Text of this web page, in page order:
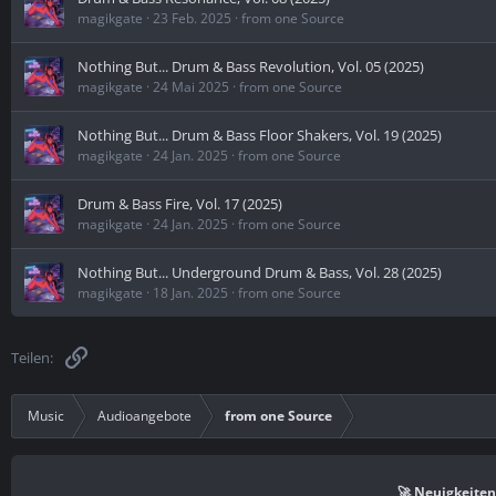
magikgate 23 Feb. 2025 from one Source
Nothing But... Drum & Bass Revolution, Vol. 05 (2025)
magikgate 24 Mai 2025 from one Source
Nothing But... Drum & Bass Floor Shakers, Vol. 19 (2025)
magikgate 24 Jan. 2025 from one Source
Drum & Bass Fire, Vol. 17 (2025)
magikgate 24 Jan. 2025 from one Source
Nothing But... Underground Drum & Bass, Vol. 28 (2025)
magikgate 18 Jan. 2025 from one Source
Teilen: Link
Music Audioangebote from one Source
🚀 Neuigkeiten